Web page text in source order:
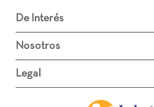
Escribe un comentario
De Interés
Nosotros
Legal